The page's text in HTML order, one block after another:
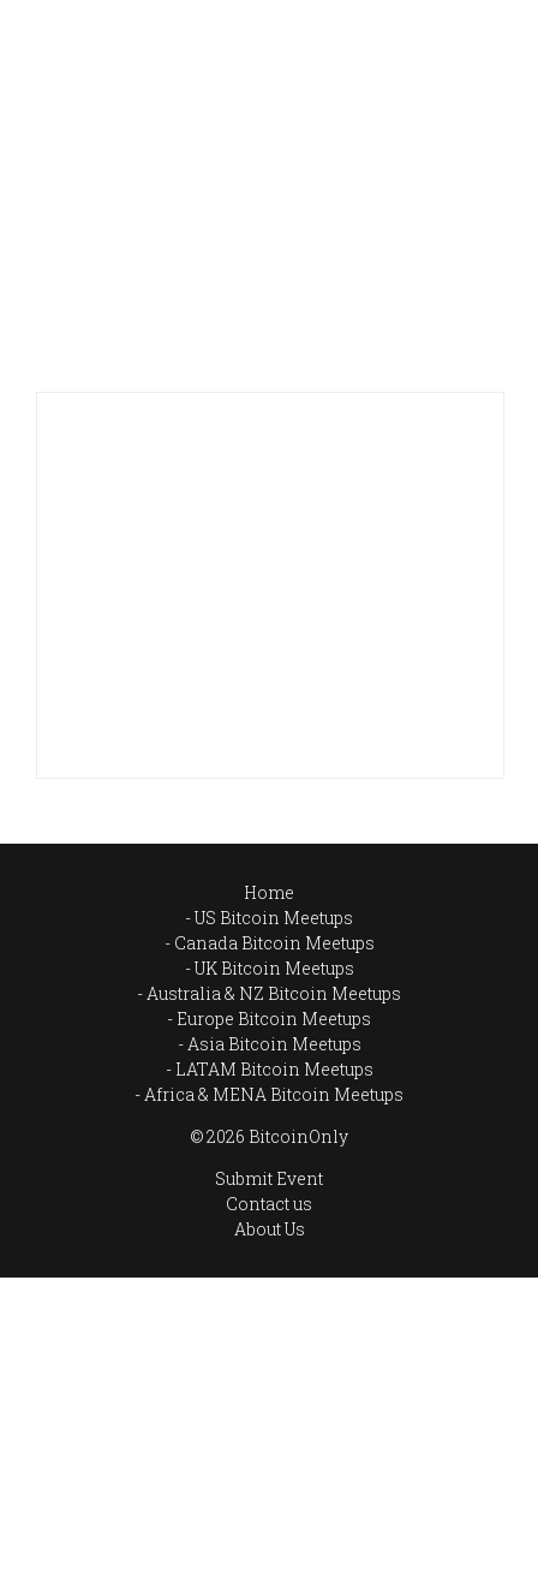
Home
US Bitcoin Meetups
Canada Bitcoin Meetups
UK Bitcoin Meetups
Australia & NZ Bitcoin Meetups
Europe Bitcoin Meetups
Asia Bitcoin Meetups
LATAM Bitcoin Meetups
Africa & MENA Bitcoin Meetups
© 2026 BitcoinOnly
Submit Event
Contact us
About Us